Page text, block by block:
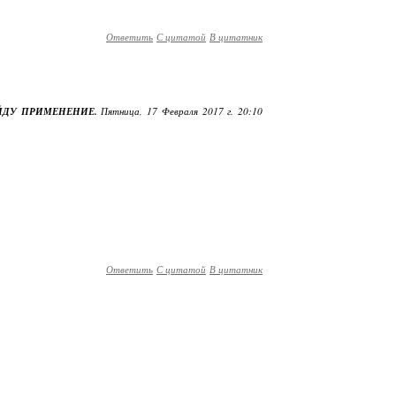
Ответить С цитатой В цитатник
ПРИМЕНЕНИЕ. Пятница, 17 Февраля 2017 г. 20:10
Ответить С цитатой В цитатник